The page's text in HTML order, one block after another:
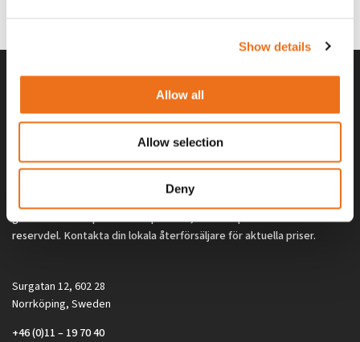
Show details
Allow all
Allow selection
Deny
Alla priser på tillbehör och tillval gäller vid köp av ny maskin. Priserna
gäller inte vid köp av enskild produkt, till exempel
reservdel. Kontakta din lokala återförsäljare för aktuella priser.
Surgatan 12, 602 28
Norrköping, Sweden
+46 (0)11 – 19 70 40